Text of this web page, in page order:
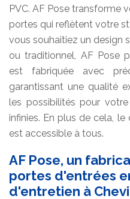
PVC. AF Pose transforme
portes qui reflètent votre
vous souhaitiez un design
ou traditionnel, AF Pose
est fabriquée avec
garantissant une qualité
les possibilités pour
infinies. En plus de cela,
est accessible à tous.
AF Pose, un
portes d'entrées
d'entretien à